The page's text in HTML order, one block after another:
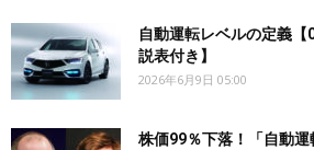
自動運転レベルの定義【
説表付き】
2026年6月9日 05:00
株価99％下落！「自動